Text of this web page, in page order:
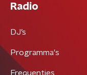
Radio
DJ’s
Programma's
Frequenties